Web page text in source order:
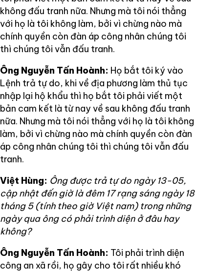
không đấu tranh nữa. Nhưng mà tôi nói thẳng
với họ là tôi không làm, bởi vì chừng nào mà
chính quyền còn đàn áp công nhân chúng tôi
thì chúng tôi vẫn đấu tranh.
Ông Nguyễn Tấn Hoành: Họ bắt tôi ký vào
Lệnh trả tự do, khi về địa phương làm thủ tục
nhập lại hộ khẩu thì họ bắt tôi phải viết một
bản cam kết là từ nay về sau không đấu tranh
nữa. Nhưng mà tôi nói thẳng với họ là tôi không
làm, bởi vì chừng nào mà chính quyền còn đàn
áp công nhân chúng tôi thì chúng tôi vẫn đấu
tranh.
Việt Hùng: Ông được trả tự do ngày 13-05,
cập nhật đến giờ là đêm 17 rạng sáng ngày 18
tháng 5 (tính theo giờ Việt nam) trong những
ngày qua ông có phải trình diện ở đâu hay
không?
Ông Nguyễn Tấn Hoành: Tôi phải trình diện
công an xã rồi, họ gây cho tôi rất nhiều khó